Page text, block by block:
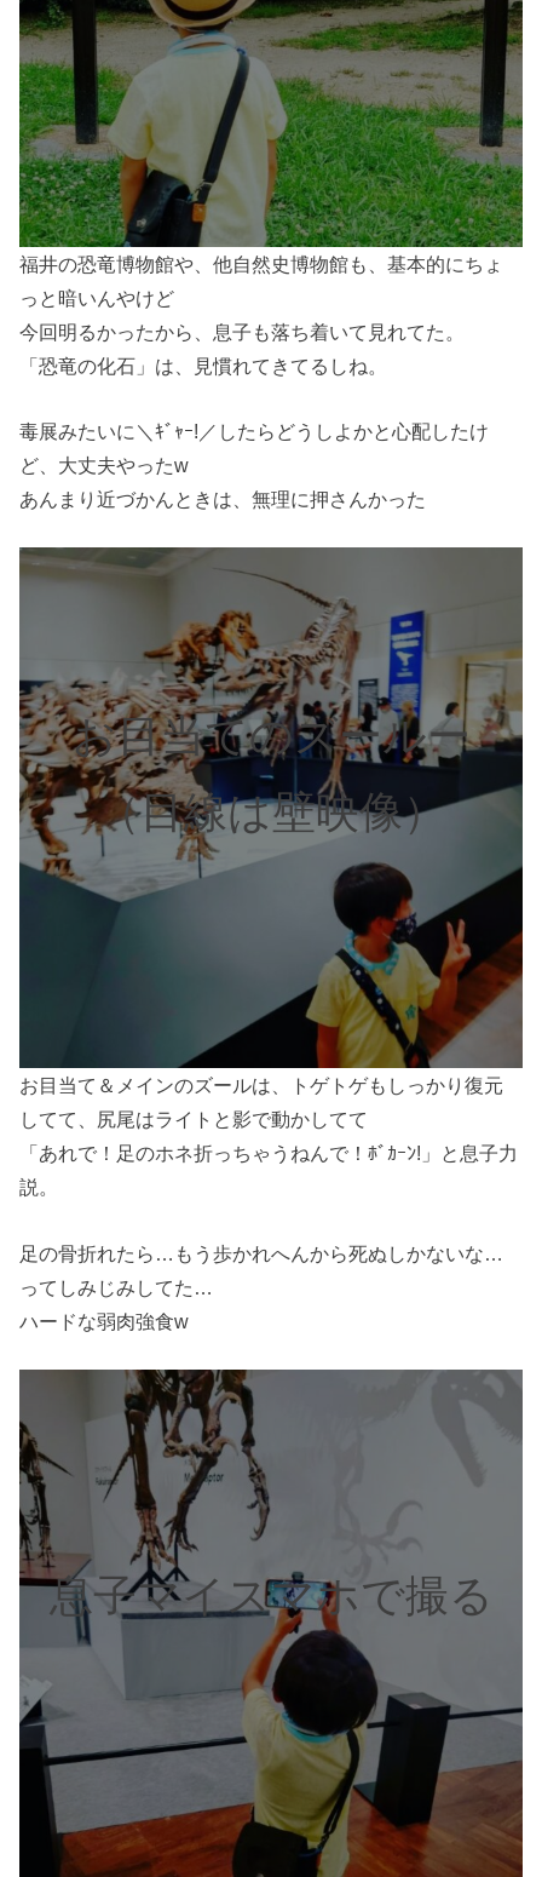
福井の恐竜博物館や、他自然史博物館も、基本的にちょ
っと暗いんやけど
今回明るかったから、息子も落ち着いて見れてた。
「恐竜の化石」は、見慣れてきてるしね。
毒展みたいに＼ｷﾞｬｰ!／したらどうしよかと心配したけ
ど、大丈夫やったw
あんまり近づかんときは、無理に押さんかった
お目当てのズールー
（目線は壁映像）
お目当て＆メインのズールは、トゲトゲもしっかり復元
してて、尻尾はライトと影で動かしてて
「あれで！足のホネ折っちゃうねんで！ﾎﾞｶｰﾝ!」と息子力
説。
足の骨折れたら…もう歩かれへんから死ぬしかないな…
ってしみじみしてた…
ハードな弱肉強食w
息子マイスマホで撮る